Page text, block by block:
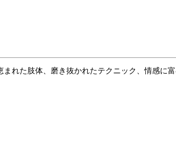
れた肢体、磨き抜かれたテクニック、情感に